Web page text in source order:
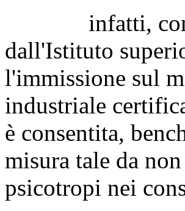
infatti, come
dall'Istituto
l'immissione sul
industriale
è consentita,
misura tale da
psicotropi nei